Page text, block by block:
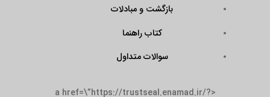
بازگشت و مبادلات
کتاب راهنما
سوالات متداول
<a href=\”https://trustseal.enamad.ir/?